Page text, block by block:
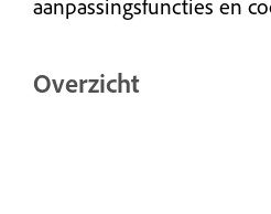
aanpassingsfuncties en
Overzicht